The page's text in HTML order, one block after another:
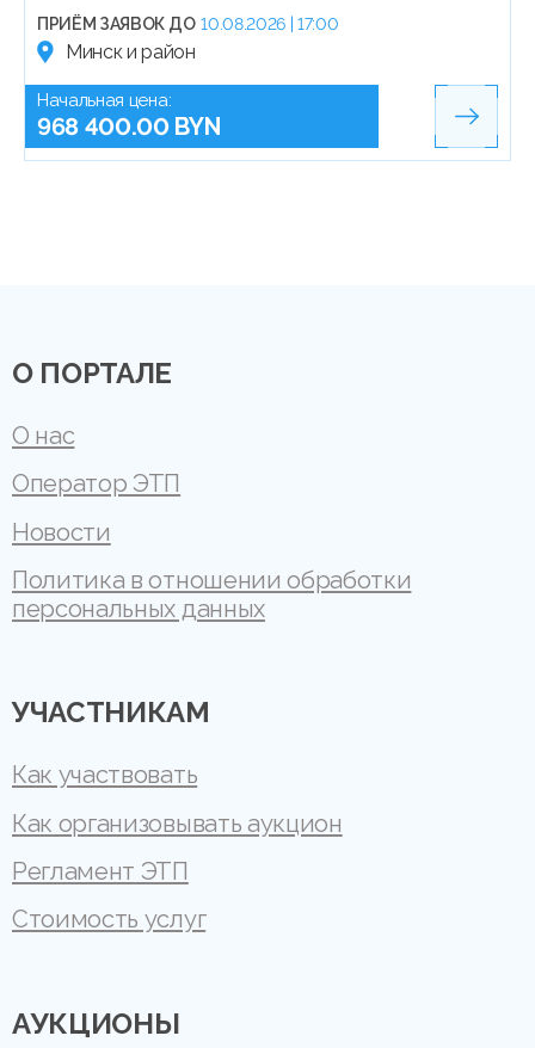
ПРИЁМ ЗАЯВОК ДО 10.08.2026 | 17:00
Минск и район
Начальная цена:
968 400.00 BYN
О ПОРТАЛЕ
О нас
Оператор ЭТП
Новости
Политика в отношении обработки
персональных данных
УЧАСТНИКАМ
Как участвовать
Как организовывать аукцион
Регламент ЭТП
Стоимость услуг
АУКЦИОНЫ